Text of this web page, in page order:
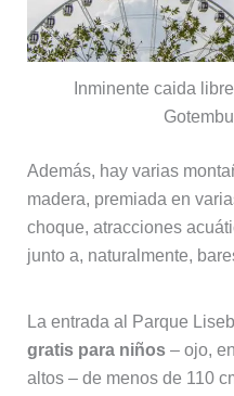
Inminente caida
Además, hay varias
madera, premiada en
choque, atracciones
junto a, naturalmente,
La entrada al Parque
gratis para niños– ojo,
altos – de menos de 110